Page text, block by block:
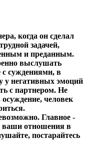
когда он сделал
задачей,
и преданным.
выслушать
с суждениями, в
у негативных эмоций
с партнером. Не
человек
Главное -
ваши отношения в
постарайтесь